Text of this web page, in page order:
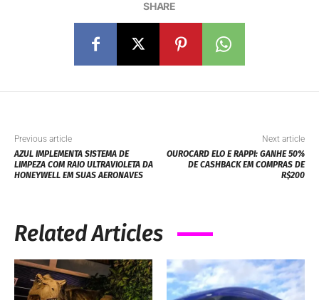
SHARE
Previous article
AZUL IMPLEMENTA SISTEMA DE
LIMPEZA COM RAIO ULTRAVIOLETA DA
HONEYWELL EM SUAS AERONAVES
Next article
OUROCARD ELO E RAPPI: GANHE 50%
DE CASHBACK EM COMPRAS DE
R$200
Related Articles